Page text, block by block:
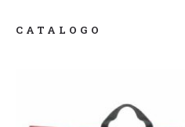
CATALOGO